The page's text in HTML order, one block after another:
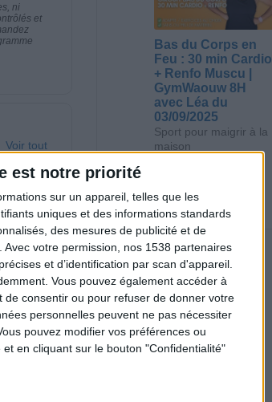
est notre priorité
sur un appareil, telles que les
uniques et des informations standards
des mesures de publicité et de
Avec votre permission, nos 1538 partenaires
et d’identification par scan d'appareil.
Vous pouvez également accéder à
consentir ou pour refuser de donner votre
personnelles peuvent ne pas nécessiter
pouvez modifier vos préférences ou
en cliquant sur le bouton "Confidentialité"
ni
et
Voir tout
|
Bas du Corps en
Feu : 30 min Cardio
+ Renfo Muscu |
GymWaouw 8H
avec Léa du
03/09/2025
Sport pour maigrir à la
maison